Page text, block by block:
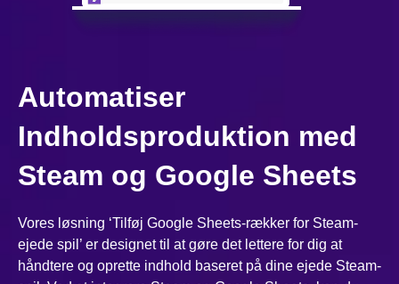
Automatiser
Indholdsproduktion med
Steam og Google Sheets
Vores løsning ‘Tilføj Google Sheets-rækker for Steam-
ejede spil’ er designet til at gøre det lettere for dig at
håndtere og oprette indhold baseret på dine ejede Steam-